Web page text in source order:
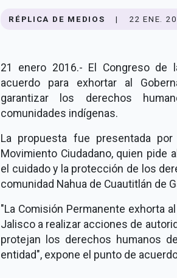
RÉPLICA DE MEDIOS | 22 ENE.
21 enero 2016.- El Congreso de
acuerdo para exhortar al
garantizar los derechos
comunidades indígenas.
La propuesta fue presentada
Movimiento Ciudadano, quien pide
el cuidado y la protección de los
comunidad Nahua de Cuautitlán de
"La Comisión Permanente exhorta
Jalisco a realizar acciones de
protejan los derechos humanos
entidad", expone el punto de